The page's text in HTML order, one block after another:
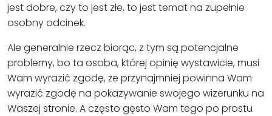
jest dobre, czy to jest złe, to jest temat na zupełnie
osobny odcinek.
Ale generalnie rzecz biorąc, z tym są potencjalne
problemy, bo ta osoba, której opinię wystawicie, musi
Wam wyrazić zgodę, że przynajmniej powinna Wam
wyrazić zgodę na pokazywanie swojego wizerunku na
Waszej stronie. A często gęsto Wam tego po prostu